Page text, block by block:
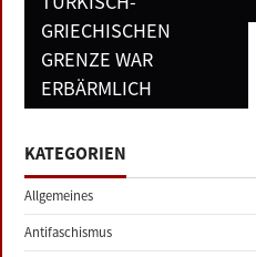
GRIECHISCHEN
GRENZE WAR
ERBÄRMLICH
KATEGORIEN
Allgemeines
Antifaschismus